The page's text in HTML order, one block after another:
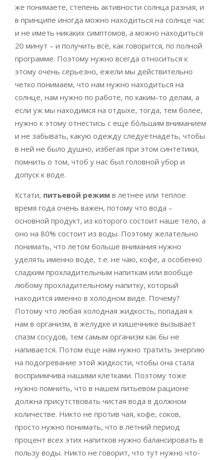
же понимаете, степень активности солнца разная, и
в принципе иногда можно находиться на солнце час
и не иметь никаких симптомов, а можно находиться
20 минут – и получить всё, как говорится, по полной
программе. Поэтому нужно всегда относиться к
этому очень серьезно, ежели мы действительно
четко понимаем, что нам нужно находиться на
солнце, нам нужно по работе, по каким-то делам, а
если уж мы находимся на отдыхе, тогда, тем более,
нужно к этому отнестись с еще бо́льшим вниманием
и не забывать, какую одежду следуетнадеть, чтобы
в ней не было душно, избегая при этом синтетики,
помнить о том, чтоб у нас был головной убор и
допуск к воде.
Кстати, питьевой режим в летнее или теплое
время года очень важен, потому что вода –
основной продукт, из которого состоит наше тело, а
оно на 80% состоит из воды. Поэтому желательно
понимать, что летом больше внимания нужно
уделять именно воде, т.е. не чаю, кофе, а особенно
сладким прохладительным напиткам или вообще
любому прохладительному напитку, который
находится именно в холодном виде. Почему?
Потому что любая холодная жидкость, попадая к
нам в организм, в желудке и кишечнике вызывает
спазм сосудов, тем самым организм как бы не
напивается. Потом еще нам нужно тратить энергию
на подогревание этой жидкости, чтобы она стала
восприимчива нашими клетками. Поэтому тоже
нужно помнить, что в нашем питьевом рационе
должна присутствовать чистая вода в должном
количестве. Никто не против чая, кофе, соков,
просто нужно понимать, что в летний период
процент всех этих напитков нужно балансировать в
пользу воды. Никто не говорит, что тут нужно что-